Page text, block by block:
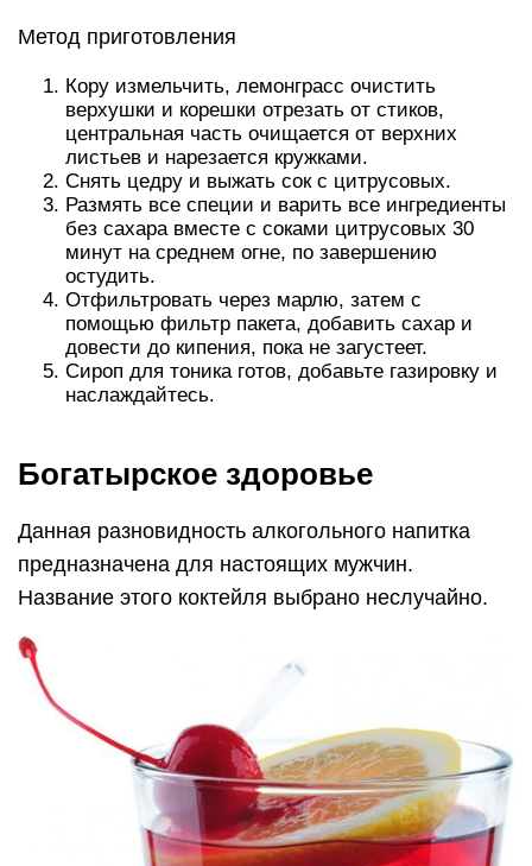
Метод приготовления
Кору измельчить, лемонграсс очистить
верхушки и корешки отрезать от стиков,
центральная часть очищается от верхних
листьев и нарезается кружками.
Снять цедру и выжать сок с цитрусовых.
Размять все специи и варить все ингредиенты
без сахара вместе с соками цитрусовых 30
минут на среднем огне, по завершению
остудить.
Отфильтровать через марлю, затем с
помощью фильтр пакета, добавить сахар и
довести до кипения, пока не загустеет.
Сироп для тоника готов, добавьте газировку и
наслаждайтесь.
Богатырское здоровье
Данная разновидность алкогольного напитка
предназначена для настоящих мужчин.
Название этого коктейля выбрано неслучайно.